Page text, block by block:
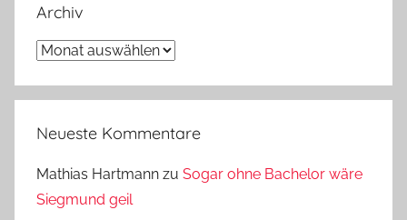
Archiv
Archiv
Neueste Kommentare
Mathias Hartmann zu Sogar ohne Bachelor wäre
Siegmund geil